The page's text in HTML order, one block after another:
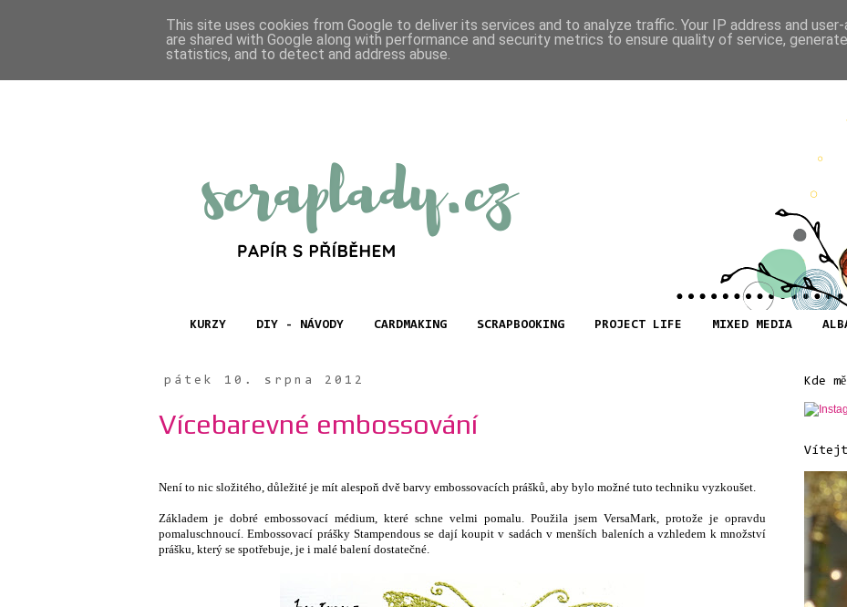
KURZY DIY - NÁVODY CARDMAKING SCRAPBOOKING PROJECT LIFE MIXED MEDIA
pátek 10. srpna 2012
Vícebarevné embossování
Není to nic složitého, důležité je mít alespoň dvě barvy embossovacích prášků, aby bylo možné tuto techniku vyzkoušet.
Základem je dobré embossovací médium, které schne velmi pomalu. Použila jsem VersaMark, protože je opravdu
pomaluschnoucí. Embossovací prášky Stampendous se dají koupit v sadách v menších baleních a vzhledem k množství
prášku, který se spotřebuje, je i malé balení dostatečné.
Kde
This site uses cookies from Google to deliver its services and to analyze traffic. Your IP address and
are shared with Google along with performance and security metrics to ensure quality of service,
statistics, and to detect and address abuse.